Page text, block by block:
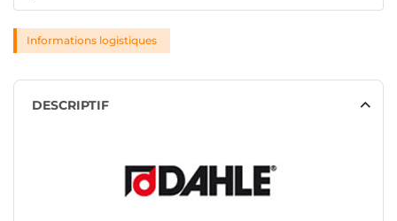
Informations logistiques
DESCRIPTIF